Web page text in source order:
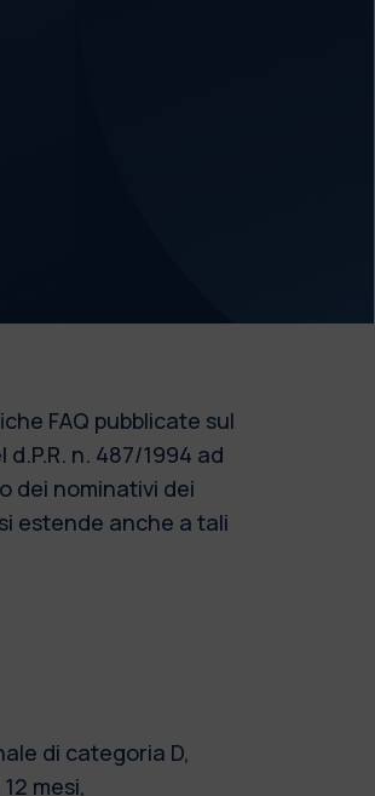
FAQ pubblicate sul
n. 487/1994 ad
dei nominativi dei
estende anche a tali
di categoria D,
mesi,